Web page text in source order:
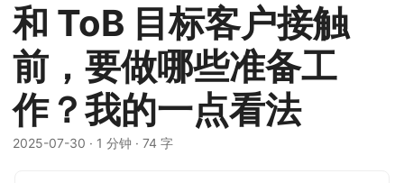
和 ToB 目标客户接触
前，要做哪些准备工
作？我的一点看法
2025-07-30 · 1 分钟 · 74 字